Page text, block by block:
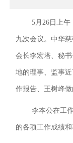
5月26日上
九次会议。中华
会长李宏塔、秘
地的理事、监事
作报告、王树峰
李本公在工
的各项工作成绩